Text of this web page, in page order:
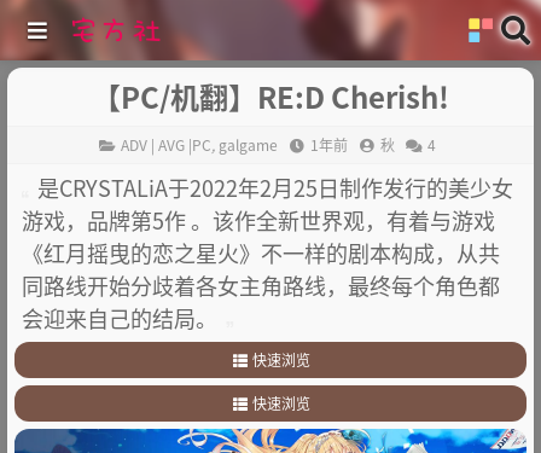
【PC/机翻】RE:D Cherish!
ADV | AVG |PC, galgame 1年前 秋 4
是CRYSTALiA于2022年2月25日制作发行的美少女
游戏，品牌第5作 。该作全新世界观，有着与游戏
《红月摇曳的恋之星火》不一样的剧本构成，从共
同路线开始分歧着各女主角路线，最终每个角色都
会迎来自己的结局。
快速浏览
1.剧情简介
2.其他
快速浏览
1.剧情简介